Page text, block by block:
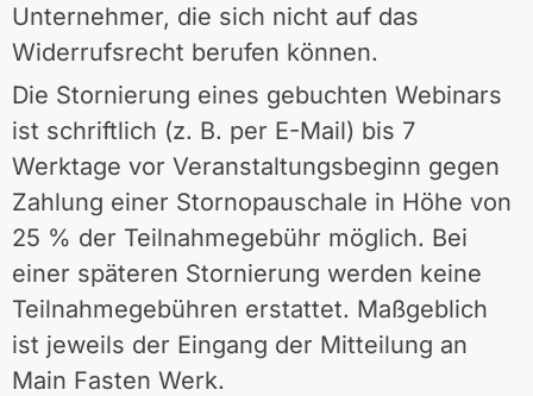
Unternehmer, die sich nicht auf das
Widerrufsrecht berufen können.
Die Stornierung eines gebuchten Webinars
ist schriftlich (z. B. per E-Mail) bis 7
Werktage vor Veranstaltungsbeginn gegen
Zahlung einer Stornopauschale in Höhe von
25 % der Teilnahmegebühr möglich. Bei
einer späteren Stornierung werden keine
Teilnahmegebühren erstattet. Maßgeblich
ist jeweils der Eingang der Mitteilung an
Main Fasten Werk.